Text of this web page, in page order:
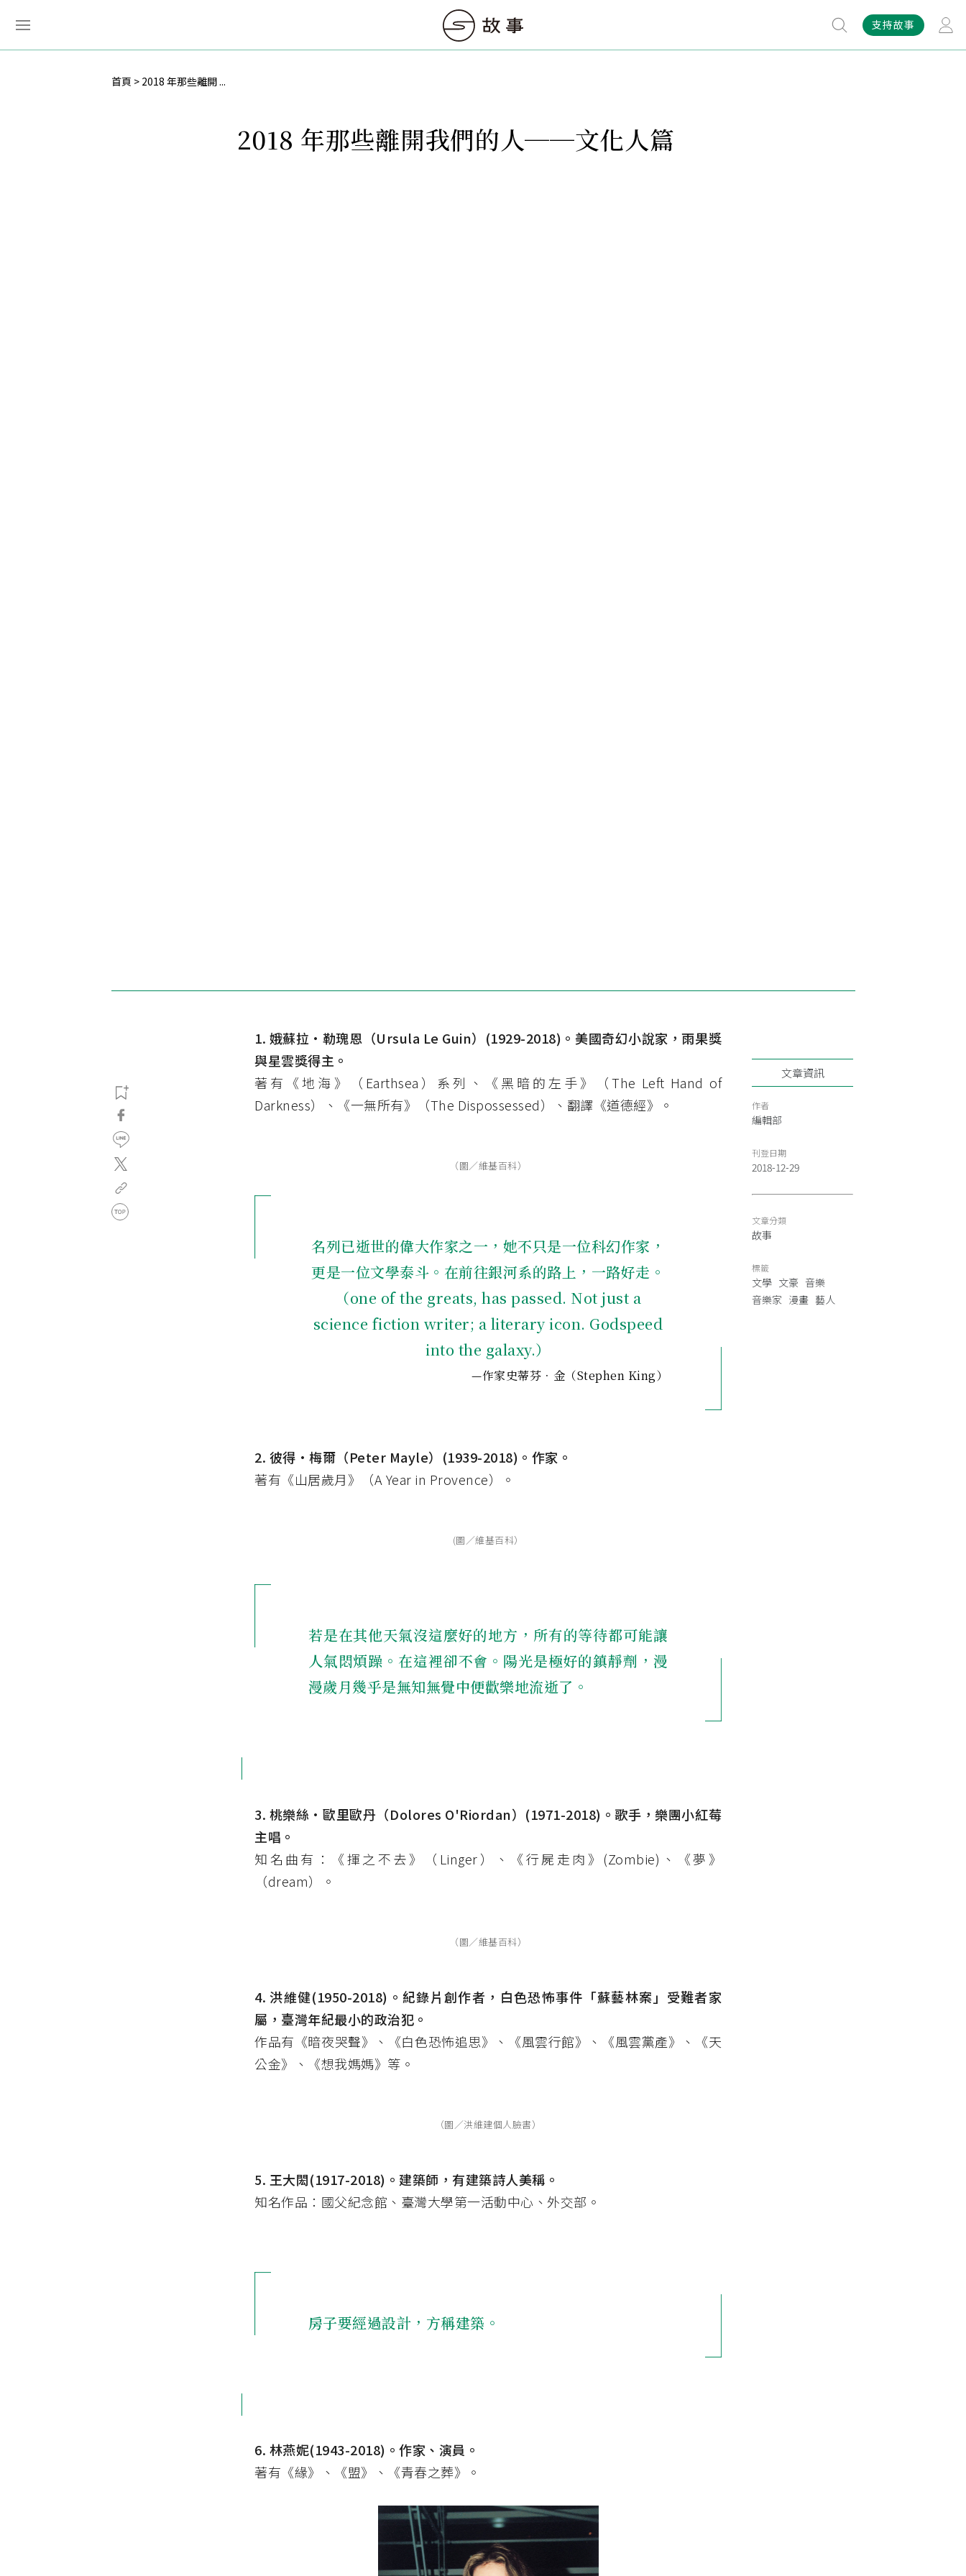
支持故事
首頁 2018 年那些離開 ...
2018 年那些離開我們的人──文化人篇
1. 娥蘇拉·勒瑰恩（Ursula Le Guin）(1929-2018)。美國奇幻小說家，雨果獎
與星雲獎得主。
著有《地海》（Earthsea）系列、《黑暗的左手》（The Left Hand of
Darkness）、《一無所有》（The Dispossessed）、翻譯《道德經》。
（圖／維基百科）
名列已逝世的偉大作家之一，她不只是一位科幻作家，
更是一位文學泰斗。在前往銀河系的路上，一路好走。
（one of the greats, has passed. Not just a
science fiction writer; a literary icon. Godspeed
into the galaxy.）
—作家史蒂芬．金（Stephen King）
2. 彼得·梅爾（Peter Mayle）(1939-2018)。作家。
著有《山居歲月》（A Year in Provence）。
(圖／維基百科）
若是在其他天氣沒這麼好的地方，所有的等待都可能讓
人氣悶煩躁。在這裡卻不會。陽光是極好的鎮靜劑，漫
漫歲月幾乎是無知無覺中便歡樂地流逝了。
3. 桃樂絲·歐里歐丹（Dolores O'Riordan）(1971-2018)。歌手，樂團小紅莓
主唱。
知名曲有：《揮之不去》（Linger）、《行屍走肉》(Zombie)、《夢》
（dream）。
（圖／維基百科）
4. 洪維健(1950-2018)。紀錄片創作者，白色恐怖事件「蘇藝林案」受難者家
屬，臺灣年紀最小的政治犯。
作品有《暗夜哭聲》、《白色恐怖追思》、《風雲行館》、《風雲黨產》、《天
公金》、《想我媽媽》等。
（圖／洪維建個人臉書）
5. 王大閎(1917-2018)。建築師，有建築詩人美稱。
知名作品：國父紀念館、臺灣大學第一活動中心、外交部。
房子要經過設計，方稱建築。
6. 林燕妮(1943-2018)。作家、演員。
著有《緣》、《盟》、《青春之葬》。
文章資訊
作者
編輯部
刊登日期
2018-12-29
文章分類
故事
標籤
文學 文豪 音樂
音樂家 漫畫 藝人